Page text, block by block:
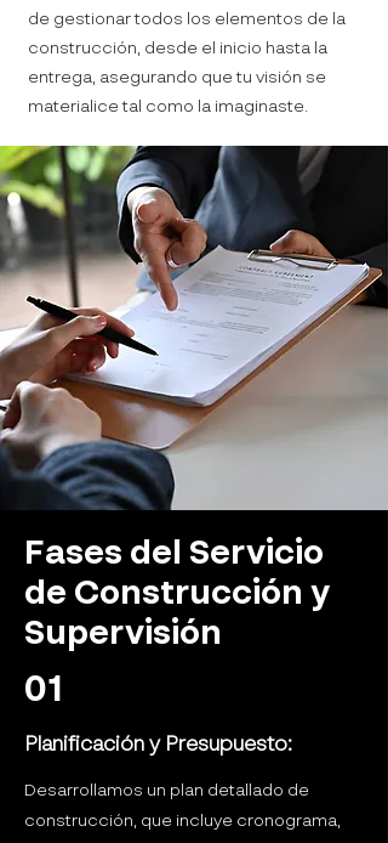
de gestionar todos los elementos de la
construcción, desde el inicio hasta la
entrega, asegurando que tu visión se
materialice tal como la imaginaste.
Fases del Servicio
de Construcción y
Supervisión
01
Planificación y Presupuesto:
Desarrollamos un plan detallado de
construcción, que incluye cronograma,